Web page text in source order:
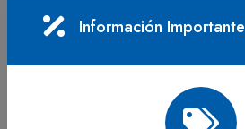
Lápiz Vidriograf Negro
En stock
$2.016
Información Importante